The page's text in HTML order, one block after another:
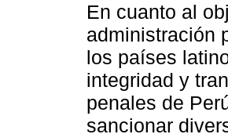
En cuanto al
administración
los países
integridad y
penales de
sancionar